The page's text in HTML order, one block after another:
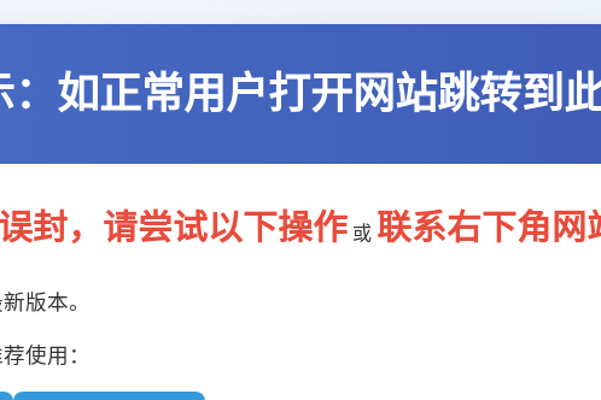
：如正常用户打开网站跳转到
封，请尝试以下操作 或 联系右下角网
版本。
使用：